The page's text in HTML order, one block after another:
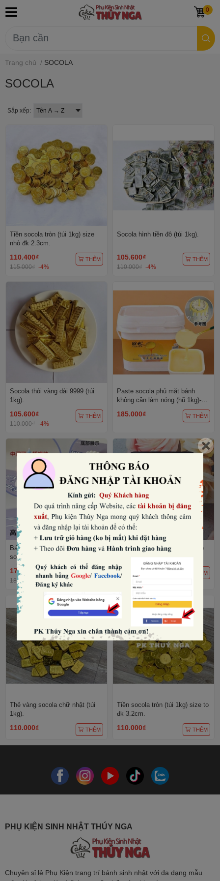
0
Trang chủ / SOCOLA
SOCOLA
Sắp xếp:
Tiền socola tròn (túi 1kg) size
nhỏ đk 2.3cm.
110.400₫
115.000₫ -4%
THÊM
Socola hình tiền đô (túi 1kg).
105.600₫
110.000₫ -4%
THÊM
Socola thỏi vàng dài 9999 (túi
1kg).
105.600₫
110.000₫ -4%
THÊM
Paste socola phủ mặt bánh
không cần làm nóng (hũ 1kg)-vị
185.000₫ THÊM
Bánh sinh nhật mini nhựa màu
socola- 1 tầng (có kèm quả đỏ
trang trí) (có thể cắm nến).
17.280₫
18.000₫ -4%
THÊM
Socola hình thỏi vàng (túi 1kg)
105.600₫
110.000₫
THÊM
Thẻ vàng socola chữ nhật (túi
1kg).
110.000₫ THÊM
Tiền socola tròn (túi 1kg) size to
đk 3.2cm.
110.000₫ THÊM
PHỤ KIỆN SINH NHẬT THÚY NGA
Chuyên sỉ lẻ Phụ Kiện trang trí bánh sinh nhật với đa dạng mẫu